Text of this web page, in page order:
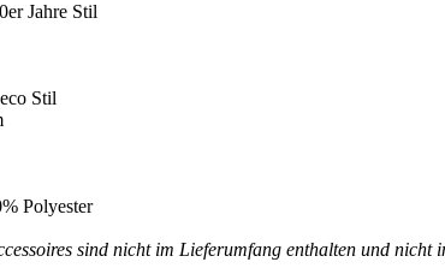
Jahre Stil
Stil
Polyester
sind nicht im Lieferumfang enthalten und nicht